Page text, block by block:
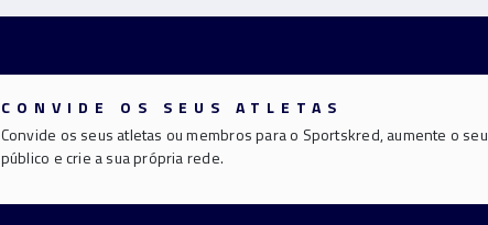
CONVIDE OS SEUS ATLETAS
Convide os seus atletas ou membros para o Sportskred, aumente o seu
público e crie a sua própria rede.